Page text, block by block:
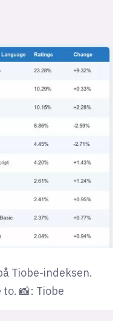
Tiobe-indeksen.
📸: Tiobe